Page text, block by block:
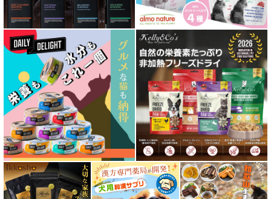
低脂肪 ドライフード for DOG
特集 ドッグフードの涙やけ対策
特集 穀物不使用 ドッグフード（ドライ）
フリーズドライ ドッグフード
エアドライ ドッグフード